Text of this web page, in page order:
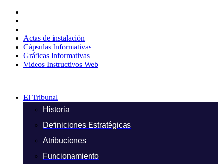
contenido
Actas de instalación
Cápsulas Informativas
Gráficas Informativas
Videos Instructivos Web
El Tribunal
Historia
Definiciones Estratégicas
Atribuciones
Funcionamiento